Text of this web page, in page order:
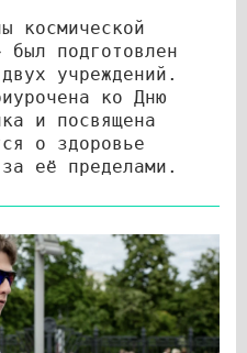
космической
был подготовлен
учреждений.
ко Дню
и посвящена
о здоровье
её пределами.